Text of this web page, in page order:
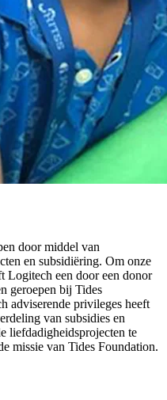
door middel van
en subsidiëring. Om onze
Logitech een door een donor
geroepen bij Tides
adviserende privileges heeft
van subsidies en
liefdadigheidsprojecten te
missie van Tides Foundation.